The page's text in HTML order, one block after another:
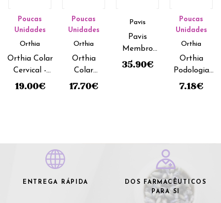
Poucas
Unidades
Orthia
Orthia Colar
Cervical -
7cm_Tamanho
19.00€
Poucas
Unidades
Orthia
Orthia
Colar
Cervical -
17.70€
Pavis
Pavis
Membro
Superior
35.90€
Poucas
Unidades
Orthia
Orthia
Podologia
Dedal
7.18€
ENTREGA RÁPIDA
DOS FARMACÊUTICOS
PARA SI